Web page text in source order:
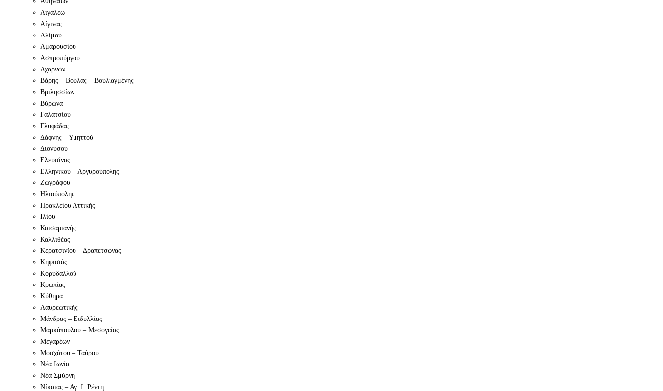
Αιγάλεω
Αίγινας
Αλίμου
Αμαρουσίου
Ασπροπύργου
Αχαρνών
Βάρης – Βούλας – Βουλιαγμένης
Βριλησσίων
Βύρωνα
Γαλατσίου
Γλυφάδας
Δάφνης – Υμηττού
Διονύσου
Ελευσίνας
Ελληνικού – Αργυρούπολης
Ζωγράφου
Ηλιούπολης
Ηρακλείου Αττικής
Ιλίου
Καισαριανής
Καλλιθέας
Κερατσινίου – Δραπετσώνας
Κηφισιάς
Κορυδαλλού
Κρωπίας
Κύθηρα
Λαυρεωτικής
Μάνδρας – Ειδυλλίας
Μαρκόπουλου – Μεσογαίας
Μεγαρέων
Μοσχάτου – Ταύρου
Νέα Ιωνία
Νέα Σμύρνη
Νίκαιας – Αγ. Ι. Ρέντη